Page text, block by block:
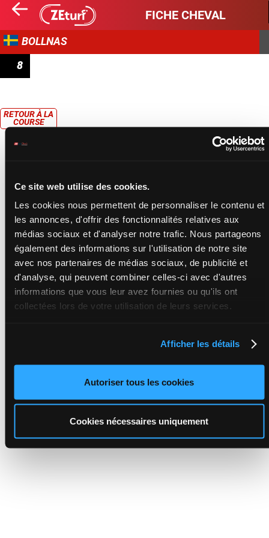
Ce site web utilise des cookies.
Les cookies nous permettent de personnaliser le contenu et
les annonces, d'offrir des fonctionnalités relatives aux
médias sociaux et d'analyser notre trafic. Nous partageons
également des informations sur l'utilisation de notre site
avec nos partenaires de médias sociaux, de publicité et
d'analyse, qui peuvent combiner celles-ci avec d'autres
informations que vous leur avez fournies ou qu'ils ont
collectées lors de votre utilisation de leurs services.
Afficher les détails
Autoriser tous les cookies
Cookies nécessaires uniquement
FICHE CHEVAL
BOLLNAS
8
RETOUR À LA
COURSE